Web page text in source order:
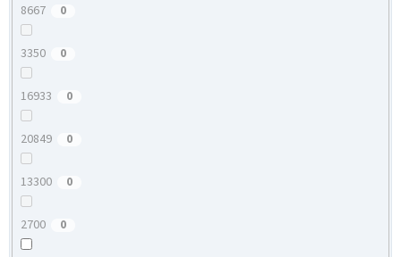
8667 0
3350 0
16933 0
20849 0
13300 0
2700 0